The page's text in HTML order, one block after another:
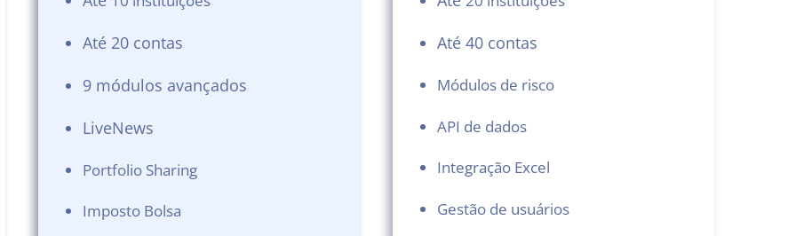
Até 20 contas
9 módulos avançados
LiveNews
Portfolio Sharing
Imposto Bolsa
Até 40 contas
Módulos de risco
API de dados
Integração Excel
Gestão de usuários